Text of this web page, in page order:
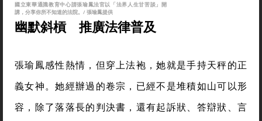
國立東華通識教育中心請張瑜鳳法官以「法界人生甘苦談」開
講，分享你所不知道的法院。/ 張瑜鳳提供
幽默斜槓 推廣法律普及
張瑜鳳感性熱情，但穿上法袍，她就是手持天秤的正
義女神。她經辦過的卷宗，已經不是堆積如山可以形
容，除了落落長的判決書，還有起訴狀、答辯狀、言